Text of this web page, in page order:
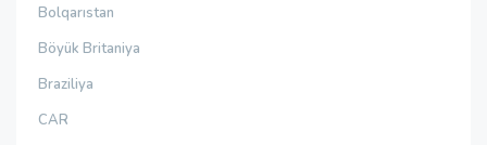
Bolqarıstan
Böyük Britaniya
Braziliya
CAR